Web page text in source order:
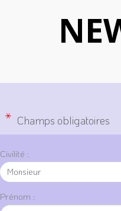
* Champs obligatoires
Civilité :
Prénom :